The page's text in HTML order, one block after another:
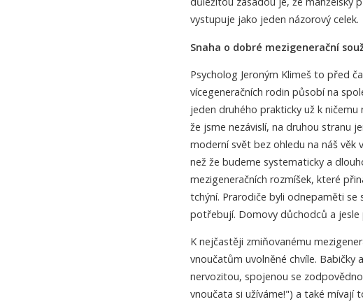
vystupuje jako jeden názorový celek.
Snaha o dobré mezigenerační
Psycholog Jeroným Klimeš to před
vícegeneračních rodin působí na
jeden druhého prakticky už k
že jsme nezávislí, na druhou stranu
moderní svět bez ohledu na náš věk
než že budeme systematicky a
mezigeneračních rozmíšek, které
tchýní. Prarodiče byli odnepaměti se
potřebují. Domovy důchodců a
K nejčastěji zmiňovanému
vnoučatům uvolněné chvíle.
nervozitou, spojenou se
vnoučata si užíváme!") a také mívají